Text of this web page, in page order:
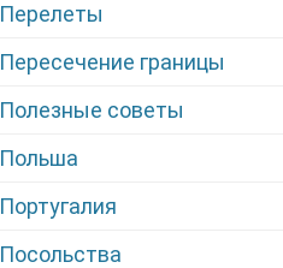
Перелеты
Пересечение границы
Полезные советы
Польша
Португалия
Посольства